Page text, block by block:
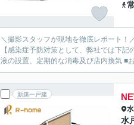
＼撮影スタッフが現地を徹底レポート！
【感染症予防対策として、弊社では下
液の設置、定期的な消毒及び店内換気 ■
新築一戸建
水